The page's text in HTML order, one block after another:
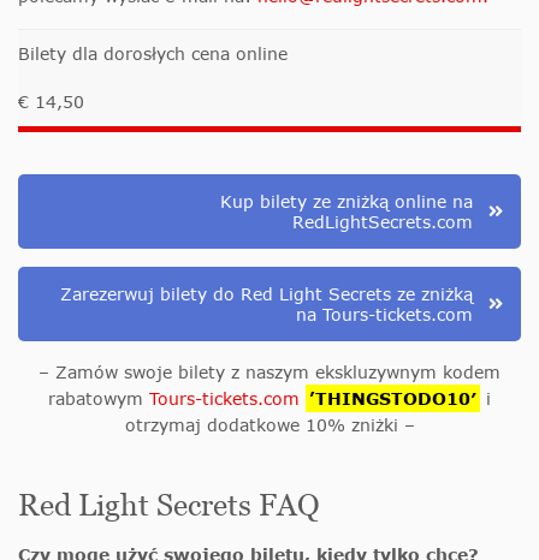
Bilety dla dorosłych cena online
€ 14,50
Kup bilety ze zniżką online na
RedLightSecrets.com
Zarezerwuj bilety do Red Light Secrets ze zniżką
na Tours-tickets.com
– Zamów swoje bilety z naszym ekskluzywnym kodem
rabatowymTours-tickets.com ’THINGSTODO10′ i
otrzymaj dodatkowe 10% zniżki –
Red Light Secrets FAQ
Czy mogę użyć swojego biletu, kiedy tylko chcę?